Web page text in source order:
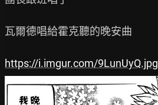
瓦爾德唱給霍克聽的晚安曲
https://i.imgur.com/9LunUyQ.jpg